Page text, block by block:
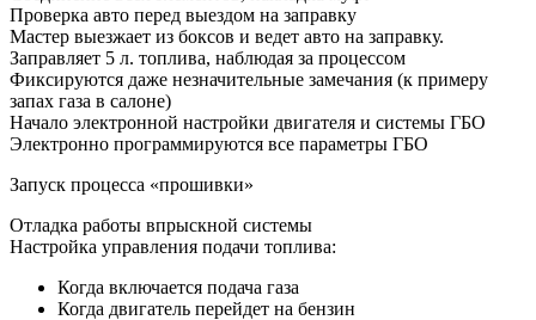
Проверка авто перед выездом на заправку
Мастер выезжает из боксов и ведет авто на заправку.
Заправляет 5 л. топлива, наблюдая за процессом
Фиксируются даже незначительные замечания (к примеру
запах газа в салоне)
Начало электронной настройки двигателя и системы ГБО
Электронно программируются все параметры ГБО
Запуск процесса «прошивки»
Отладка работы впрыскной системы
Настройка управления подачи топлива:
Когда включается подача газа
Когда двигатель перейдет на бензин